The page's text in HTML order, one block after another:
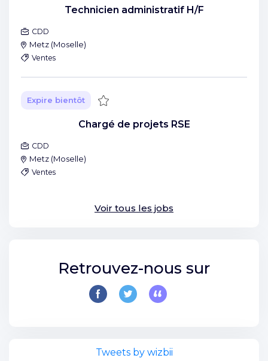
Technicien administratif H/F
CDD
Metz (Moselle)
Ventes
Expire bientôt Sauvegarder
Chargé de projets RSE
CDD
Metz (Moselle)
Ventes
Voir tous les jobs
Retrouvez-nous sur
Tweets by wizbii